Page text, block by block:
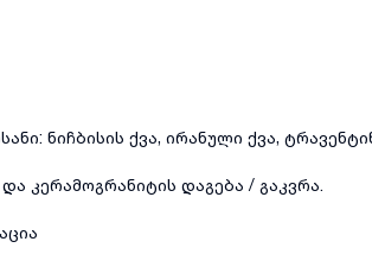
ნიჩბისის ქვა, ირანული ქვა,
კერამოგრანიტის დაგება / გაკვრა.